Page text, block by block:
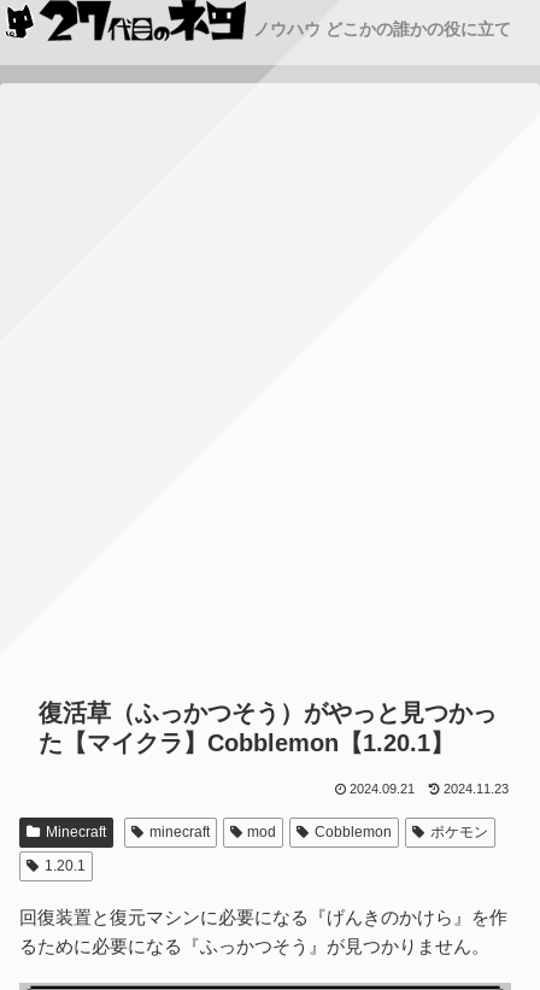
ノウハウ どこかの誰かの役に立て
復活草（ふっかつそう）がやっと見つかっ
た【マイクラ】Cobblemon【1.20.1】
2024.09.21 2024.11.23
Minecraft minecraft mod Cobblemon
ポケモン
1.20.1
回復装置と復元マシンに必要になる『げんきのかけら』を作
るために必要になる『ふっかつそう』が見つかりません。